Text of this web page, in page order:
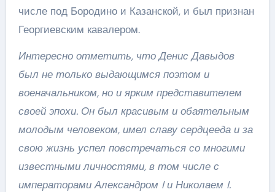
числе под Бородино и Казанской, и был признан
Георгиевским кавалером.
Интересно отметить, что Денис Давыдов
был не только выдающимся поэтом и
военачальником, но и ярким представителем
своей эпохи. Он был красивым и обаятельным
молодым человеком, имел славу сердцееда и за
свою жизнь успел повстречаться со многими
известными личностями, в том числе с
императорами Александром I и Николаем I.